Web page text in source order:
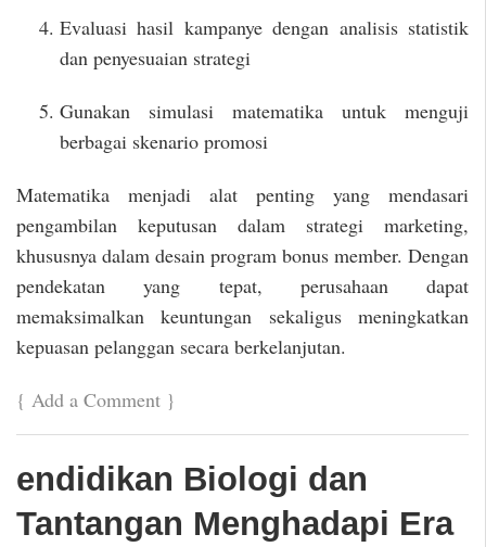
Evaluasi hasil kampanye dengan analisis statistik
dan penyesuaian strategi
Gunakan simulasi matematika untuk menguji
berbagai skenario promosi
Matematika menjadi alat penting yang mendasari
pengambilan keputusan dalam strategi marketing,
khususnya dalam desain program bonus member. Dengan
pendekatan yang tepat, perusahaan dapat
memaksimalkan keuntungan sekaligus meningkatkan
kepuasan pelanggan secara berkelanjutan.
{ Add a Comment }
endidikan Biologi dan
Tantangan Menghadapi Era